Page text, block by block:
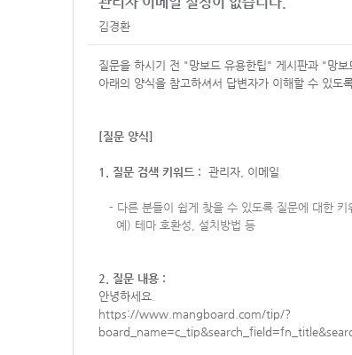
김경환
질문을 하시기 전 "망보드 유용한팁" 게시판과 "망
아래의 양식을 참고하셔서 답변자가 이해할 수 있도
[질문 양식]
1. 질문 검색 키워드 : 관리자, 이메일
- 다른 분들이 쉽게 찾을 수 있도록 질문에 대한 키
예) 테마 호환성, 설치방법 등
2. 질문 내용 :
안녕하세요.
https://www.mangboard.com/tip/?